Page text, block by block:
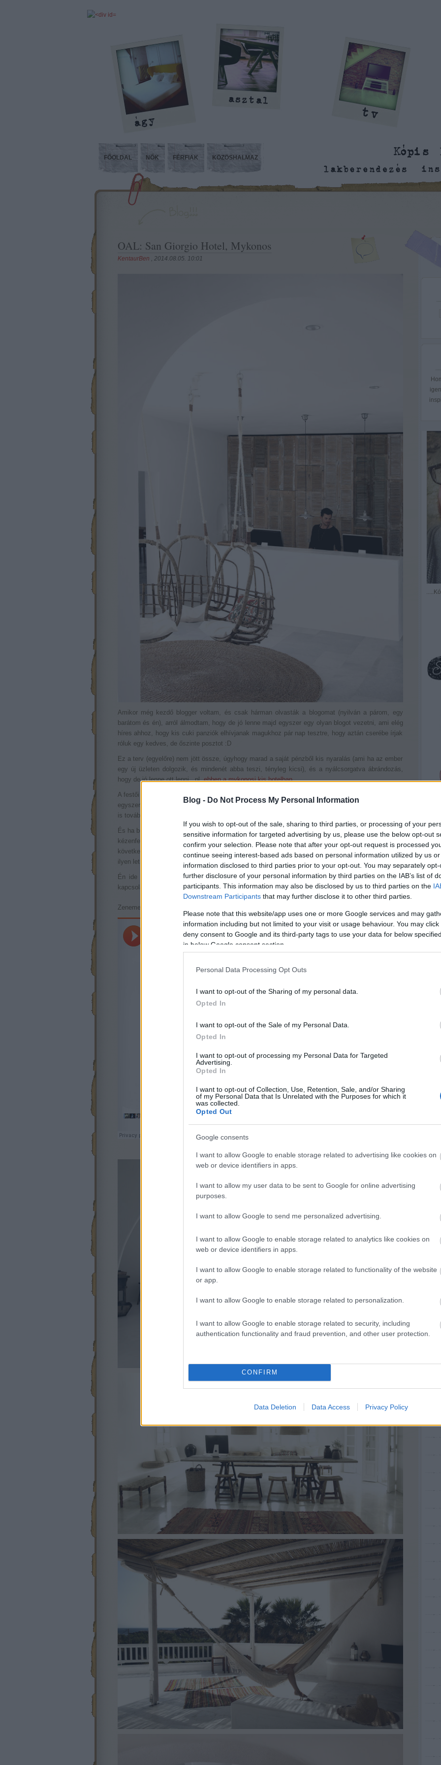
Blog - Do Not Process My Personal Information
If you wish to opt-out of the sale, sharing to third parties, or processing of your
sensitive information for targeted advertising by us, please use the below opt-out
confirm your selection. Please note that after your opt-out request is processed
continue seeing interest-based ads based on personal information utilized by us
information disclosed to third parties prior to your opt-out. You may separately
further disclosure of your personal information by third parties on the IAB’s list of
participants. This information may also be disclosed by us to third parties on the
Downstream Participants that may further disclose it to other third parties.
Please note that this website/app uses one or more Google services and may
information including but not limited to your visit or usage behaviour. You may
deny consent to Google and its third-party tags to use your data for below
in below Google consent section.
Personal Data Processing Opt Outs
I want to opt-out of the Sharing of my personal data.
Opted In
I want to opt-out of the Sale of my Personal Data.
Opted In
I want to opt-out of processing my Personal Data for Targeted
Advertising.
Opted In
I want to opt-out of Collection, Use, Retention, Sale, and/or Sharing
of my Personal Data that Is Unrelated with the Purposes for which it
was collected.
Opted Out
Google consents
I want to allow Google to enable storage related to advertising like cookies on
web or device identifiers in apps.
I want to allow my user data to be sent to Google for online advertising
purposes.
I want to allow Google to send me personalized advertising.
I want to allow Google to enable storage related to analytics like cookies on
web or device identifiers in apps.
I want to allow Google to enable storage related to functionality of the website
or app.
I want to allow Google to enable storage related to personalization.
I want to allow Google to enable storage related to security, including
authentication functionality and fraud prevention, and other user protection.
CONFIRM
Data Deletion Data Access Privacy Policy
FŐOLDAL NŐK FÉRFIAK KÖZÖSHALMAZ
OAL: San Giorgio Hotel, Mykonos
KentaurBen , 2014.08.05. 10:01
Amikor még kezdő blogger voltam, és csak hárman olvasták a blogomat (nyilván a párom, egy
barátom és én), arról álmodtam, hogy de jó lenne majd egyszer egy olyan blogot vezetni, ami elég
híres ahhoz, hogy kis cuki panziók elhívjanak magukhoz pár nap tesztre, hogy aztán cserébe írjak
róluk egy kedves, de őszinte posztot :D
Ez a terv (egyelőre) nem jött össze, úgyhogy marad a saját pénzből kis nyaralás (ami ha az ember
egy új üzleten dolgozik, és mindenét abba teszi, tényleg kicsi), és a nyálcsorgatva ábrándozás,
hogy de jó lenne ott lenni...pl.ebben a mykonosi kis hotelban.
A festői kis szigeten létrehozott butikhotel egyébként remek példája annak, hogyan lehet jó ízléssel,
egyszerű, de mégis kívánatos enteriőröket létrehozni (amelyek egyben a helyi kulturális örökséget
is továbbviszik), úgy, hogy azért van benne egy bohém csettintés.
És ha butikhotel, akkkor legyen benne több csettintés is, ami nem mindig abban nyilvánul meg, ami
kézenfekvő (vagyis hogy olyan gegeket helyez el, ami minden helyiségben ad valami újat), hanem
következetesen végigviszi az alapkoncepciót: a kevesebb több, aki ide jön pihenni, annak pont
ilyen letisztult, semleges környezetre van szüksége az egész évi taposómalom után.
Én ide most nagyon mennék. Amúgy is imádom a görögöket, jó tapasztalataim vannak velük
kapcsolatban :)
Zenemeg: